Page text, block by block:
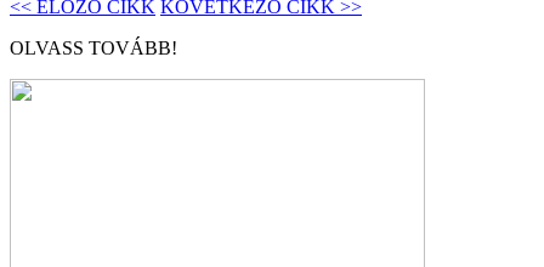
<< ELŐZŐ CIKK KÖVETKEZŐ CIKK >>
OLVASS TOVÁBB!